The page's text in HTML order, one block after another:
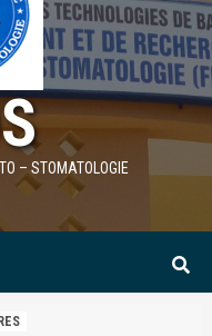
– STOMATOLOGIE